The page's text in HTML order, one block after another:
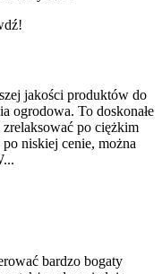
jakości produktów do
ogrodowa. To doskonałe
po ciężkim
niskiej cenie, można
bardzo bogaty